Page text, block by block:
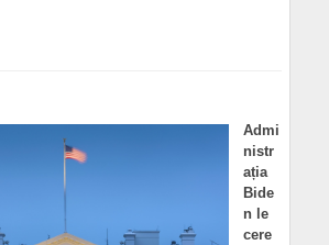
Admi
nistr
ația
Bide
n le
cere